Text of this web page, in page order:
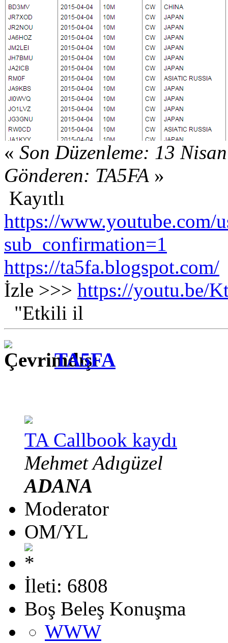
« Son Düzenleme: 13
Gönderen: TA5FA »
Kayıtlı
https://www.youtube.com/
sub_confirmation=1
https://ta5fa.blogspot.com/
İzle >>> https://youtu.be/
"Etkili il
TA5FA
TA Callbook kaydı
Mehmet Adıgüzel
ADANA
Moderator
OM/YL
İleti: 6808
Boş Beleş Konuşma
WWW